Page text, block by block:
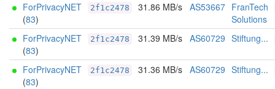
ForPrivacyNET
(83)
2f1c2478 31.86 MB/s AS53667 FranTech
Solutions
ForPrivacyNET
(83)
2f1c2478 31.39 MB/s AS60729 Stiftung...
ForPrivacyNET
(83)
2f1c2478 31.36 MB/s AS60729 Stiftung...